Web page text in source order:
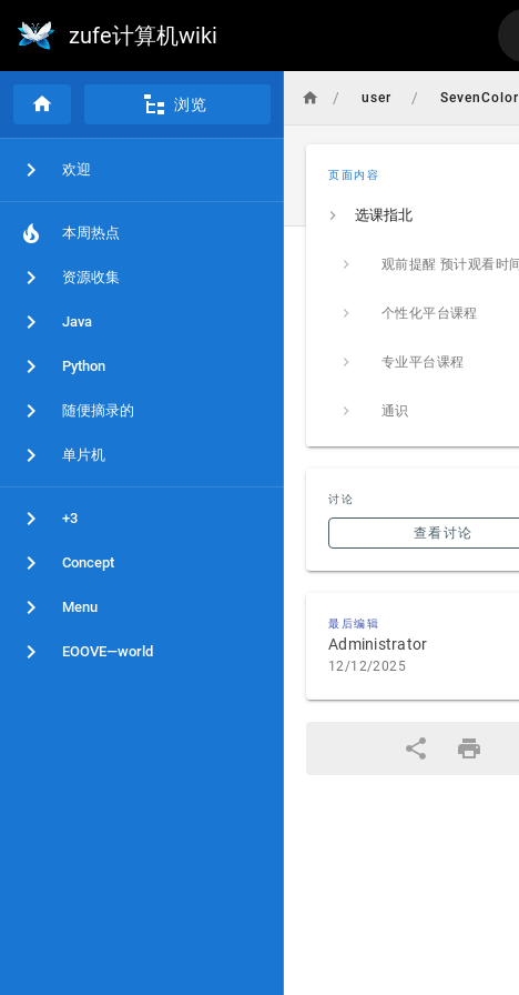
zufe计算机wiki
浏览
欢迎
本周热点
资源收集
Java
Python
随便摘录的
单片机
+3
Concept
Menu
EOOVE—world
/ user / SevenColor
页面内容
选课指北
个性化平台课程
专业平台课程
通识
讨论
查看讨论
最后编辑
Administrator
12/12/2025